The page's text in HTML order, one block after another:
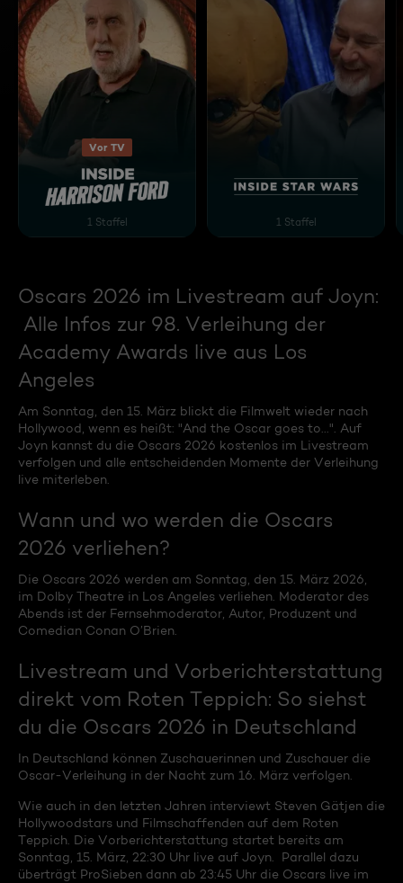
Vor TV
Inside Harrison Ford
1 Staffel
Inside Star Wars
1 Staffel
Oscars 2026 im Livestream auf Joyn:
Alle Infos zur 98. Verleihung der
Academy Awards live aus Los
Angeles
Am Sonntag, den 15. März blickt die Filmwelt wieder nach
Hollywood, wenn es heißt: "And the Oscar goes to...". Auf
Joyn kannst du die Oscars 2026 kostenlos im Livestream
verfolgen und alle entscheidenden Momente der Verleihung
live miterleben.
Wann und wo werden die Oscars
2026 verliehen?
Die Oscars 2026 werden am Sonntag, den 15. März 2026,
im Dolby Theatre in Los Angeles verliehen. Moderator des
Abends ist der Fernsehmoderator, Autor, Produzent und
Comedian Conan O’Brien.
Livestream und Vorberichterstattung
direkt vom Roten Teppich: So siehst
du die Oscars 2026 in Deutschland
In Deutschland können Zuschauerinnen und Zuschauer die
Oscar-Verleihung in der Nacht zum 16. März verfolgen.
Wie auch in den letzten Jahren interviewt Steven Gätjen die
Hollywoodstars und Filmschaffenden auf dem Roten
Teppich. Die Vorberichterstattung startet bereits am
Sonntag, 15. März, 22:30 Uhr live auf Joyn. Parallel dazu
überträgt ProSieben dann ab 23:45 Uhr die Oscars live im